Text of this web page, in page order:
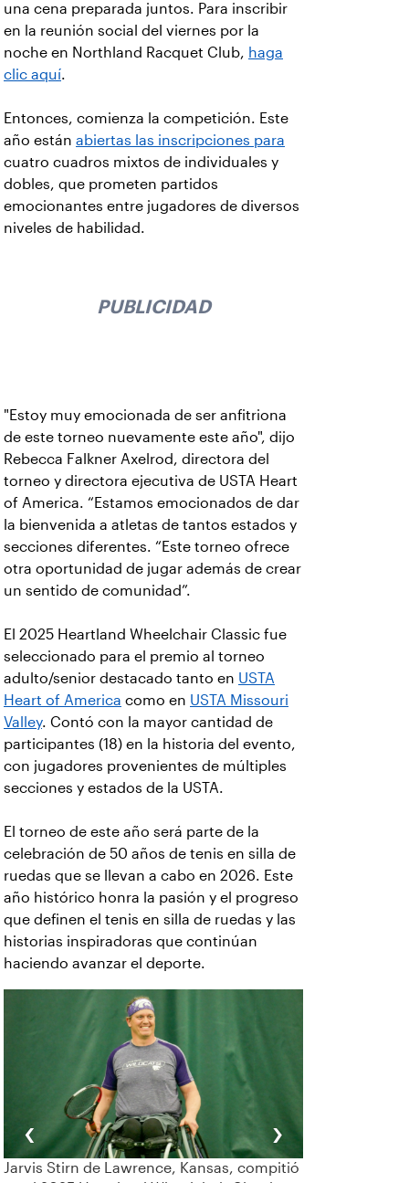
una cena preparada juntos. Para inscribir
en la reunión social del viernes por la
noche en Northland Racquet Club, haga
clic aquí.
Entonces, comienza la competición. Este
año están abiertas las inscripciones para
cuatro cuadros mixtos de individuales y
dobles, que prometen partidos
emocionantes entre jugadores de diversos
niveles de habilidad.
PUBLICIDAD
"Estoy muy emocionada de ser anfitriona
de este torneo nuevamente este año", dijo
Rebecca Falkner Axelrod, directora del
torneo y directora ejecutiva de USTA Heart
of America. “Estamos emocionados de dar
la bienvenida a atletas de tantos estados y
secciones diferentes. “Este torneo ofrece
otra oportunidad de jugar además de crear
un sentido de comunidad”.
El 2025 Heartland Wheelchair Classic fue
seleccionado para el premio al torneo
adulto/senior destacado tanto en USTA
Heart of America como en USTA Missouri
Valley. Contó con la mayor cantidad de
participantes (18) en la historia del evento,
con jugadores provenientes de múltiples
secciones y estados de la USTA.
El torneo de este año será parte de la
celebración de 50 años de tenis en silla de
ruedas que se llevan a cabo en 2026. Este
año histórico honra la pasión y el progreso
que definen el tenis en silla de ruedas y las
historias inspiradoras que continúan
haciendo avanzar el deporte.
‹
Jarvis Stirn de Lawrence, Kansas, compitió
›